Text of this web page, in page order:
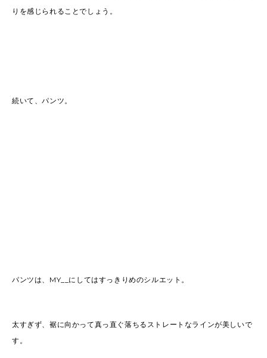
りを感じられることでしょう。
続いて、パンツ。
パンツは、MY__にしてはすっきりめのシルエット。
太すぎず、裾に向かって真っ直ぐ落ちるストレートなラインが美しいで
す。